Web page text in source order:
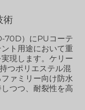
術
70D）にPUコーテ
ト用途において重
現します。ケリー
つポリエステル混
ァミリー向け防水
つつ、耐裂性を高